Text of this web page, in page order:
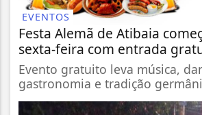
EVENTOS
Festa Alemã de Atibaia
sexta-feira com entrada
Evento gratuito leva música,
gastronomia e tradição